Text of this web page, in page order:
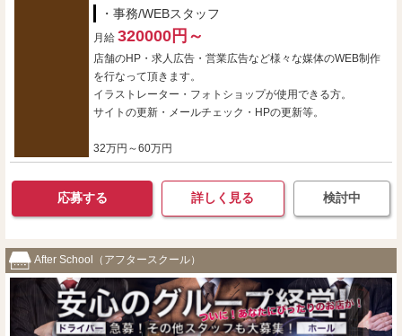
・事務/WEBスタッフ
月給 320000円～
店舗のHP・求人広告・営業広告など様々な媒体のWEB制作
を行なって頂きます。
イラストレーター・フォトショップが使用できる方。
サイトの更新・メールチェック・HPの更新等。
32万円～60万円
応募する 詳しく見る 検討中
After School（アフタースクール）